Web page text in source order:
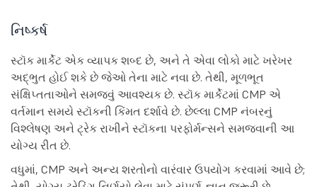
નિષ્કર્ષ
સ્ટૉક માર્કેટ એક વ્યાપક શબ્દ છે, અને તે એવા લોકો માટે ખરેખર
અદ્ભુત હોઈ શકે છે જેઓ તેના માટે નવા છે. તેથી, મૂળભૂત
સંક્ષિપ્તતાઓને સમજવું આવશ્યક છે. સ્ટૉક માર્કેટમાં CMP એ
વર્તમાન સમયે સ્ટૉકની કિંમત દર્શાવે છે. છેલ્લા CMP નંબરનું
વિશ્લેષણ અને ટ્રેક રાખીને સ્ટૉકના પરફોર્મન્સને સમજવાની આ
યોગ્ય રીત છે.
વધુમાં, CMP અને અન્ય શરતોનો વારંવાર ઉપયોગ કરવામાં આવે છે;